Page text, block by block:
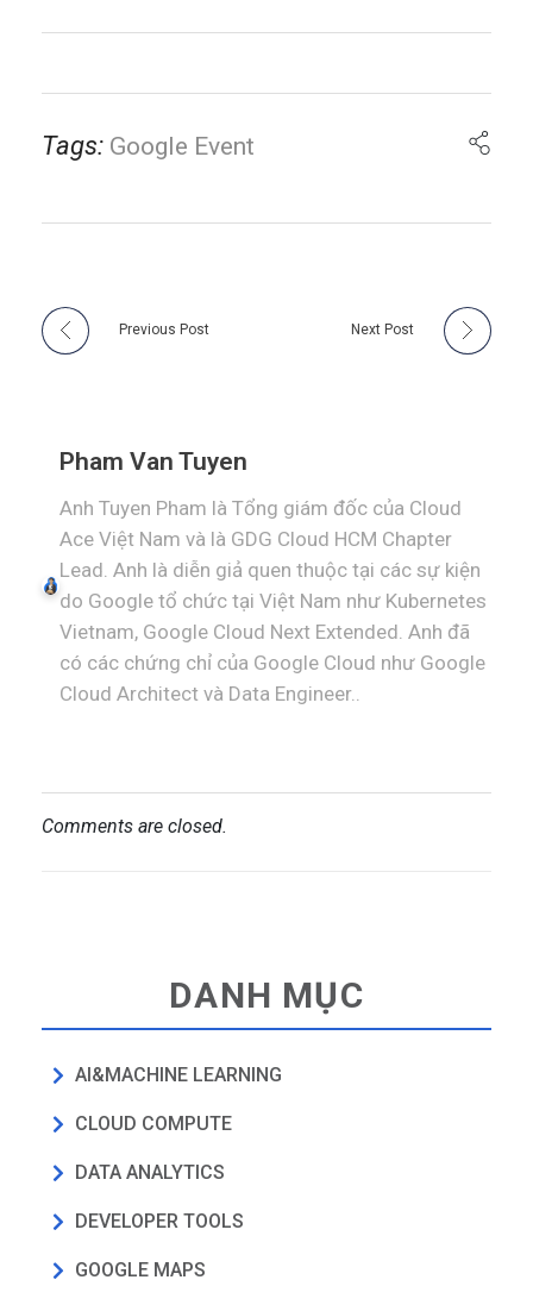
Tags: Google Event
Previous Post Next Post
Pham Van Tuyen
Anh Tuyen Pham là Tổng giám đốc của Cloud
Ace Việt Nam và là GDG Cloud HCM Chapter
Lead. Anh là diễn giả quen thuộc tại các sự kiện
do Google tổ chức tại Việt Nam như Kubernetes
Vietnam, Google Cloud Next Extended. Anh đã
có các chứng chỉ của Google Cloud như Google
Cloud Architect và Data Engineer..
Comments are closed.
DANH MỤC
AI&MACHINE LEARNING
CLOUD COMPUTE
DATA ANALYTICS
DEVELOPER TOOLS
GOOGLE MAPS